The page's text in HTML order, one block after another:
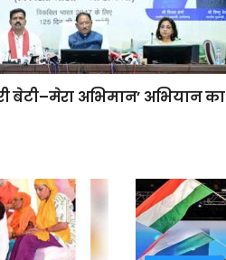
बेटी–मेरा अभिमान’ अभियान का